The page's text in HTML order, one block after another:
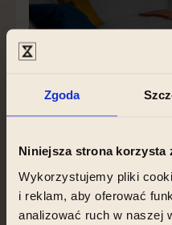
Zgoda
Niniejsza strona korzysta
Wykorzystujemy pliki
i reklam, aby oferować
analizować ruch w naszej